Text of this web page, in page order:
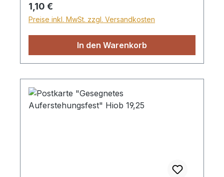
Regulärer Preis:
1,10 €
Preise inkl. MwSt. zzgl. Versandkosten
In den Warenkorb